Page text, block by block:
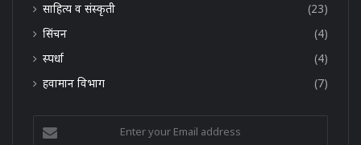
साहित्य व संस्कृती
(23)
सिंचन
(4)
स्पर्धा
(4)
हवामान विभाग
(7)
your